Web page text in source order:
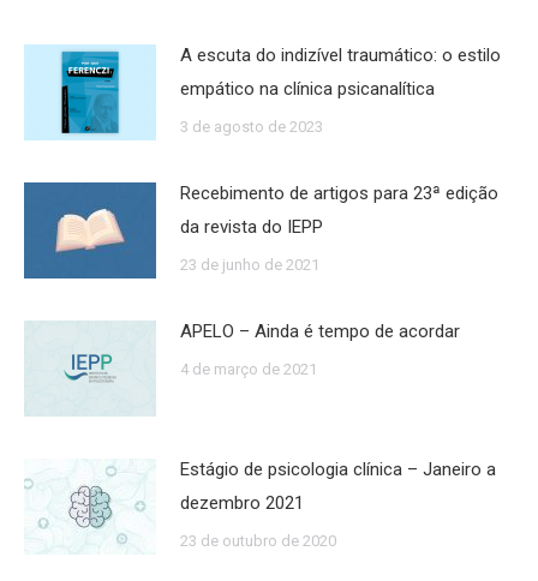
A escuta do indizível traumático: o estilo
empático na clínica psicanalítica
3 de agosto de 2023
Recebimento de artigos para 23ª edição
da revista do IEPP
23 de junho de 2021
APELO – Ainda é tempo de acordar
4 de março de 2021
Estágio de psicologia clínica – Janeiro a
dezembro 2021
23 de outubro de 2020